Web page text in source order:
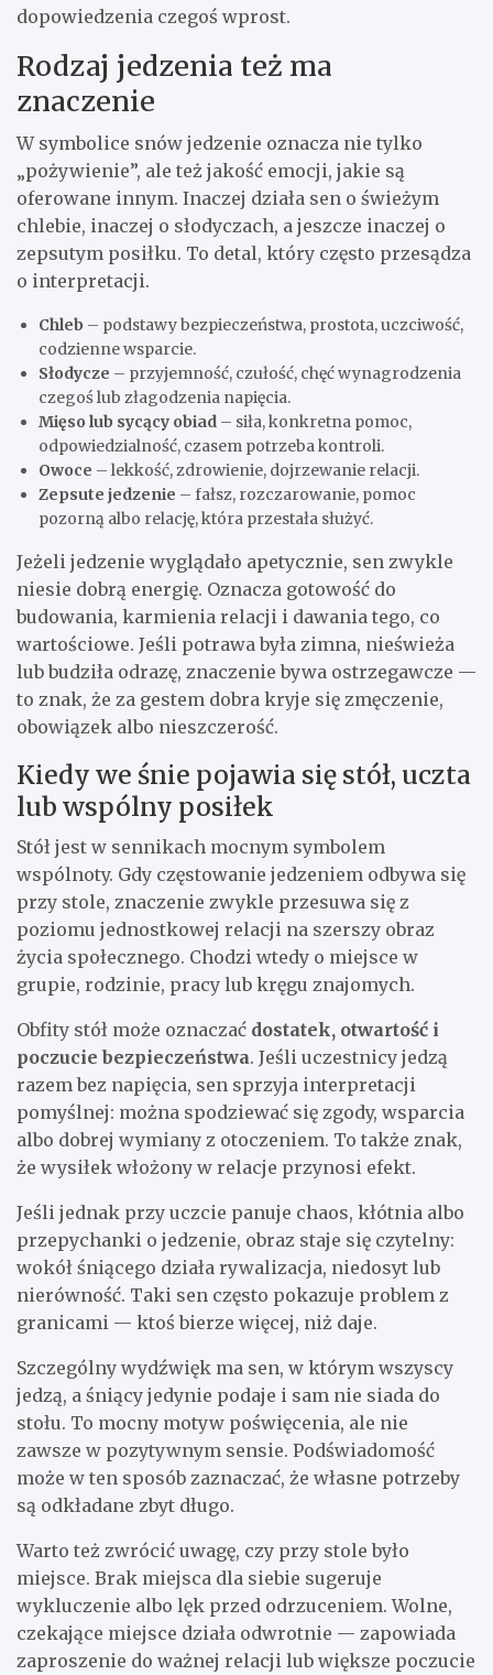
dopowiedzenia czegoś wprost.
Rodzaj jedzenia też ma
znaczenie
W symbolice snów jedzenie oznacza nie tylko
„pożywienie”, ale też jakość emocji, jakie są
oferowane innym. Inaczej działa sen o świeżym
chlebie, inaczej o słodyczach, a jeszcze inaczej o
zepsutym posiłku. To detal, który często przesądza
o interpretacji.
Chleb – podstawy bezpieczeństwa, prostota, uczciwość,
codzienne wsparcie.
Słodycze – przyjemność, czułość, chęć wynagrodzenia
czegoś lub złagodzenia napięcia.
Mięso lub sycący obiad – siła, konkretna pomoc,
odpowiedzialność, czasem potrzeba kontroli.
Owoce – lekkość, zdrowienie, dojrzewanie relacji.
Zepsute jedzenie – fałsz, rozczarowanie, pomoc
pozorną albo relację, która przestała służyć.
Jeżeli jedzenie wyglądało apetycznie, sen zwykle
niesie dobrą energię. Oznacza gotowość do
budowania, karmienia relacji i dawania tego, co
wartościowe. Jeśli potrawa była zimna, nieświeża
lub budziła odrazę, znaczenie bywa ostrzegawcze —
to znak, że za gestem dobra kryje się zmęczenie,
obowiązek albo nieszczerość.
Kiedy we śnie pojawia się stół, uczta
lub wspólny posiłek
Stół jest w sennikach mocnym symbolem
wspólnoty. Gdy częstowanie jedzeniem odbywa się
przy stole, znaczenie zwykle przesuwa się z
poziomu jednostkowej relacji na szerszy obraz
życia społecznego. Chodzi wtedy o miejsce w
grupie, rodzinie, pracy lub kręgu znajomych.
Obfity stół może oznaczać dostatek, otwartość i
poczucie bezpieczeństwa. Jeśli uczestnicy jedzą
razem bez napięcia, sen sprzyja interpretacji
pomyślnej: można spodziewać się zgody, wsparcia
albo dobrej wymiany z otoczeniem. To także znak,
że wysiłek włożony w relacje przynosi efekt.
Jeśli jednak przy uczcie panuje chaos, kłótnia albo
przepychanki o jedzenie, obraz staje się czytelny:
wokół śniącego działa rywalizacja, niedosyt lub
nierówność. Taki sen często pokazuje problem z
granicami — ktoś bierze więcej, niż daje.
Szczególny wydźwięk ma sen, w którym wszyscy
jedzą, a śniący jedynie podaje i sam nie siada do
stołu. To mocny motyw poświęcenia, ale nie
zawsze w pozytywnym sensie. Podświadomość
może w ten sposób zaznaczać, że własne potrzeby
są odkładane zbyt długo.
Warto też zwrócić uwagę, czy przy stole było
miejsce. Brak miejsca dla siebie sugeruje
wykluczenie albo lęk przed odrzuceniem. Wolne,
czekające miejsce działa odwrotnie — zapowiada
zaproszenie do ważnej relacji lub większe poczucie